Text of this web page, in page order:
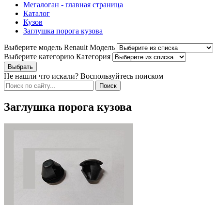
Мегалоган - главная страница
Каталог
Кузов
Заглушка порога кузова
Выберите модель Renault Модель
Выберите категорию Категория
Не нашли что искали? Воспользуйтесь поиском
Заглушка порога кузова